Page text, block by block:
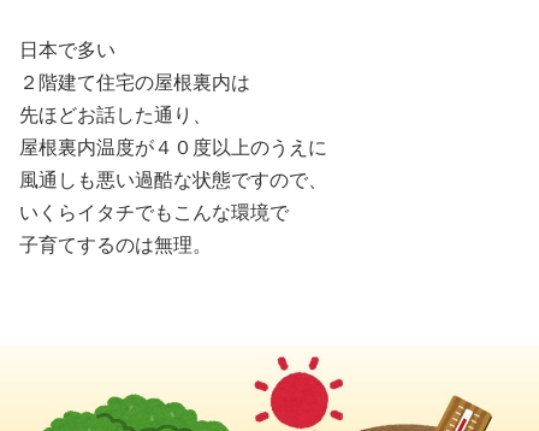
日本で多い
２階建て住宅の屋根裏内は
先ほどお話した通り、
屋根裏内温度が４０度以上のうえに
風通しも悪い過酷な状態ですので、
いくらイタチでもこんな環境で
子育てするのは無理。